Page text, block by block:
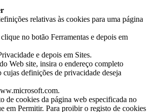
relativas às cookies para uma página
no botão Ferramentas e depois em
e depois em Sites.
Web site, insira o endereço completo
definições de privacidade deseja
de cookies da página web especificada no
em Permitir. Para proibir o registo de cookies